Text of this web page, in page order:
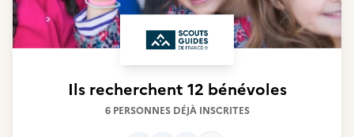
Ils recherchent 12 bénévoles
6 PERSONNES DÉJÀ INSCRITES